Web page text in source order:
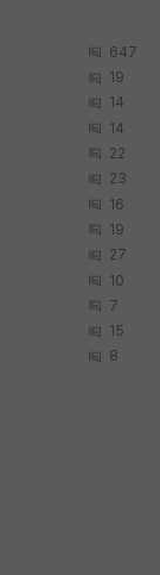
647
19
14
14
22
23
16
19
27
10
7
15
8